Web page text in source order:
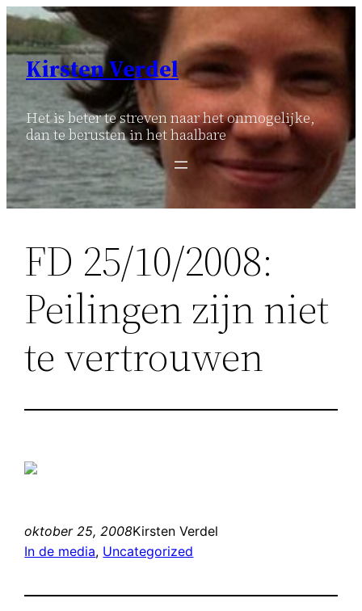
Ga
naar
inhoud
Kirsten Verdel
Het is beter te streven naar het onmogelijke,
dan te berusten in het haalbare
FD 25/10/2008:
Peilingen zijn niet
te vertrouwen
oktober 25, 2008Kirsten Verdel
In de media, Uncategorized